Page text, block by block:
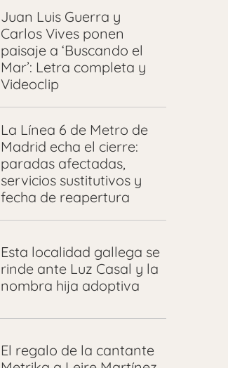
Juan Luis Guerra y
Carlos Vives ponen
paisaje a ‘Buscando el
Mar’: Letra completa y
Videoclip
La Línea 6 de Metro de
Madrid echa el cierre:
paradas afectadas,
servicios sustitutivos y
fecha de reapertura
Esta localidad gallega se
rinde ante Luz Casal y la
nombra hija adoptiva
El regalo de la cantante